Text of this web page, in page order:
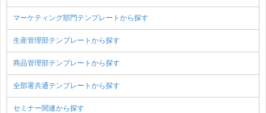
マーケティング部門テンプレートから探す
生産管理部テンプレートから探す
商品管理部テンプレートから探す
全部署共通テンプレートから探す
セミナー関連から探す